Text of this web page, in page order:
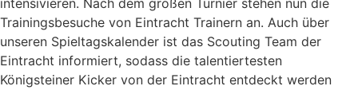
intensivieren. Nach dem großen Turnier stehen nun die
Trainingsbesuche von Eintracht Trainern an. Auch über
unseren Spieltagskalender ist das Scouting Team der
Eintracht informiert, sodass die talentiertesten
Königsteiner Kicker von der Eintracht entdeckt werden